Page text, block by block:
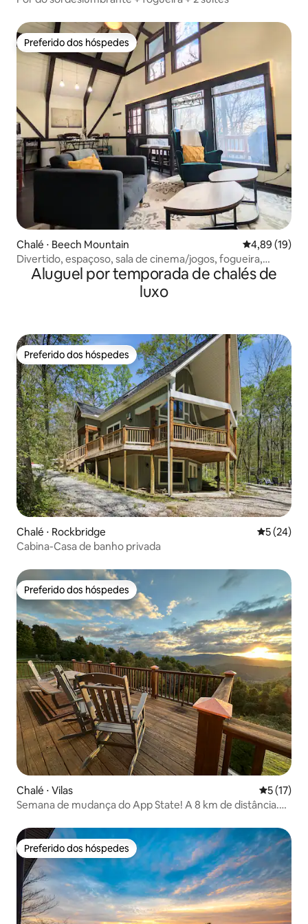
Preferido dos hóspedes
Preferido dos hóspedes
Chalé ⋅ Beech Mountain 4,89 de uma
4,89 (19)
Divertido, espaçoso, sala de cinema/jogos, fogueira,
vistas!
Aluguel por temporada de chalés de
luxo
Preferido dos hóspedes
Preferido dos hóspedes
Chalé ⋅ Rockbridge 5 de uma
5 (24)
Cabina-Casa de banho privada
Preferido dos hóspedes
Preferido dos hóspedes
Chalé ⋅ Vilas 5 de uma
5 (17)
Semana de mudança do App State! A 8 km de distância.
Preferido dos hóspedes
Preferido dos hóspedes